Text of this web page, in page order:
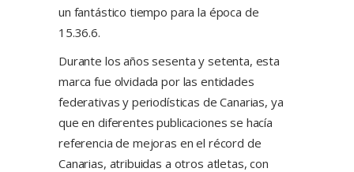
un fantástico tiempo para la época de
15.36.6.
Durante los años sesenta y setenta, esta
marca fue olvidada por las entidades
federativas y periodísticas de Canarias, ya
que en diferentes publicaciones se hacía
referencia de mejoras en el récord de
Canarias, atribuidas a otros atletas, con